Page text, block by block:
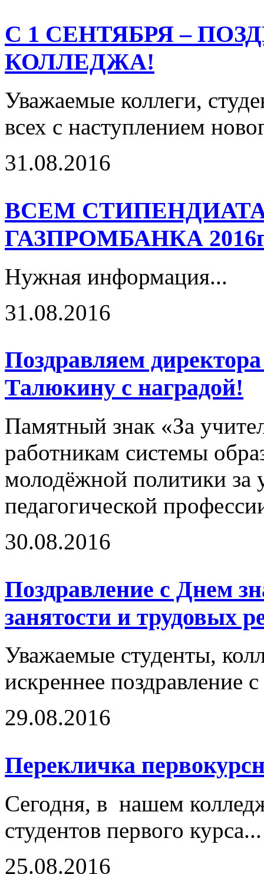
С 1 СЕНТЯБРЯ –
КОЛЛЕДЖА!
Уважаемые коллеги,
всех с наступлением
31.08.2016
ВСЕМ
ГАЗПРОМБАНКА
Нужная информация...
31.08.2016
Поздравляем
Талюкину с наградой!
Памятный знак «За
работникам системы
молодёжной политики за
педагогической
30.08.2016
Поздравление с Днем
занятости и
Уважаемые студенты,
искреннее поздравление
29.08.2016
Перекличка
Сегодня, в нашем
студентов первого
25.08.2016